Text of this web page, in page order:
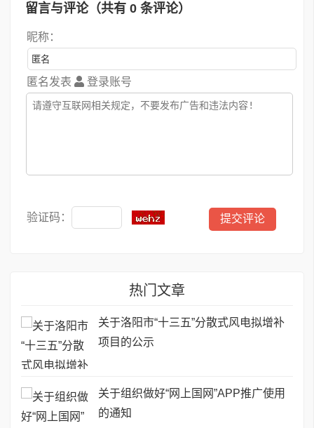
留言与评论（共有 0 条评论）
昵称：
匿名发表 登录账号
验证码：
热门文章
关于洛阳市“十三五”分散式风电拟增补
项目的公示
关于组织做好“网上国网”APP推广使用
的通知